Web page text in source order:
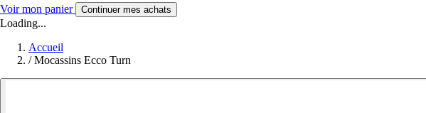
Voir mon panier Continuer mes achats
Loading...
Accueil
/ Mocassins Ecco Turn